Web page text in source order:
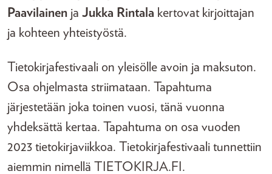
Paavilainen ja Jukka Rintala kertovat kirjoittajan
ja kohteen yhteistyöstä.
Tietokirjafestivaali on yleisölle avoin ja maksuton.
Osa ohjelmasta striimataan. Tapahtuma
järjestetään joka toinen vuosi, tänä vuonna
yhdeksättä kertaa. Tapahtuma on osa vuoden
2023 tietokirjaviikkoa. Tietokirjafestivaali tunnettiin
aiemmin nimellä TIETOKIRJA.FI.